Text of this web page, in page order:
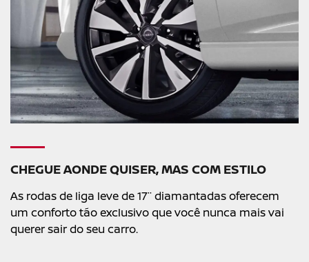
CHEGUE AONDE QUISER, MAS COM ESTILO
As rodas de liga leve de 17¨ diamantadas oferecem
um conforto tão exclusivo que você nunca mais vai
querer sair do seu carro.